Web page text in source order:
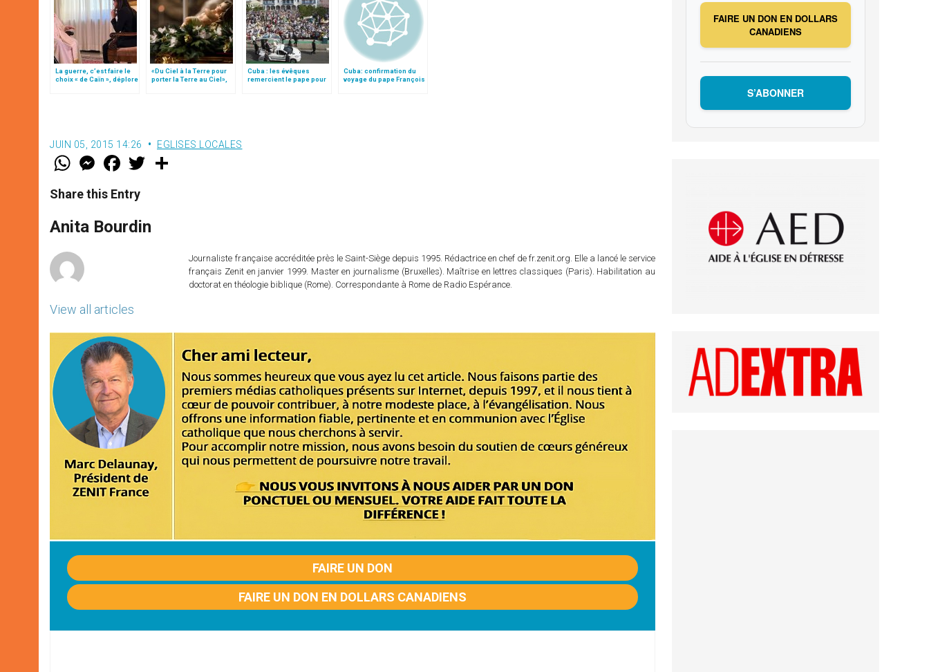
La guerre, c’est faire le
choix « de Caïn », déplore
«Du Ciel à la Terre pour
porter la Terre au Ciel»,
Cuba : les évêques
remercient le pape pour
Cuba: confirmation du
voyage du pape François
JUIN 05, 2015 14:26 EGLISES LOCALES
W
t
s
p
p
M
e
s
e
g
e
F
a
e
b
o
k
w
r
Share this Entry
Anita Bourdin
View all articles
Journaliste française accréditée près le Saint-Siège depuis 1995. Rédactrice en chef de fr.zenit.org. Elle a lancé le service
français Zenit en janvier 1999. Master en journalisme (Bruxelles). Maîtrise en lettres classiques (Paris). Habilitation au
doctorat en théologie biblique (Rome). Correspondante à Rome de Radio Espérance.
FAIRE UN DON
FAIRE UN DON EN DOLLARS CANADIENS
FAIRE UN DON EN DOLLARS
CANADIENS
S’ABONNER